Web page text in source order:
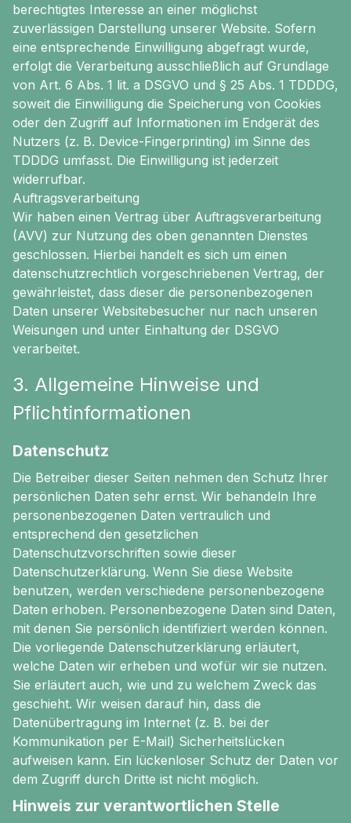
berechtigtes Interesse an einer möglichst
zuverlässigen Darstellung unserer Website. Sofern
eine entsprechende Einwilligung abgefragt wurde,
erfolgt die Verarbeitung ausschließlich auf Grundlage
von Art. 6 Abs. 1 lit. a DSGVO und § 25 Abs. 1 TDDDG,
soweit die Einwilligung die Speicherung von Cookies
oder den Zugriff auf Informationen im Endgerät des
Nutzers (z. B. Device-Fingerprinting) im Sinne des
TDDDG umfasst. Die Einwilligung ist jederzeit
widerrufbar.
Auftragsverarbeitung
Wir haben einen Vertrag über Auftragsverarbeitung
(AVV) zur Nutzung des oben genannten Dienstes
geschlossen. Hierbei handelt es sich um einen
datenschutzrechtlich vorgeschriebenen Vertrag, der
gewährleistet, dass dieser die personenbezogenen
Daten unserer Websitebesucher nur nach unseren
Weisungen und unter Einhaltung der DSGVO
verarbeitet.
3. Allgemeine Hinweise und
Pflichtinformationen
Datenschutz
Die Betreiber dieser Seiten nehmen den Schutz Ihrer
persönlichen Daten sehr ernst. Wir behandeln Ihre
personenbezogenen Daten vertraulich und
entsprechend den gesetzlichen
Datenschutzvorschriften sowie dieser
Datenschutzerklärung. Wenn Sie diese Website
benutzen, werden verschiedene personenbezogene
Daten erhoben. Personenbezogene Daten sind Daten,
mit denen Sie persönlich identifiziert werden können.
Die vorliegende Datenschutzerklärung erläutert,
welche Daten wir erheben und wofür wir sie nutzen.
Sie erläutert auch, wie und zu welchem Zweck das
geschieht. Wir weisen darauf hin, dass die
Datenübertragung im Internet (z. B. bei der
Kommunikation per E-Mail) Sicherheitslücken
aufweisen kann. Ein lückenloser Schutz der Daten vor
dem Zugriff durch Dritte ist nicht möglich.
Hinweis zur verantwortlichen Stelle